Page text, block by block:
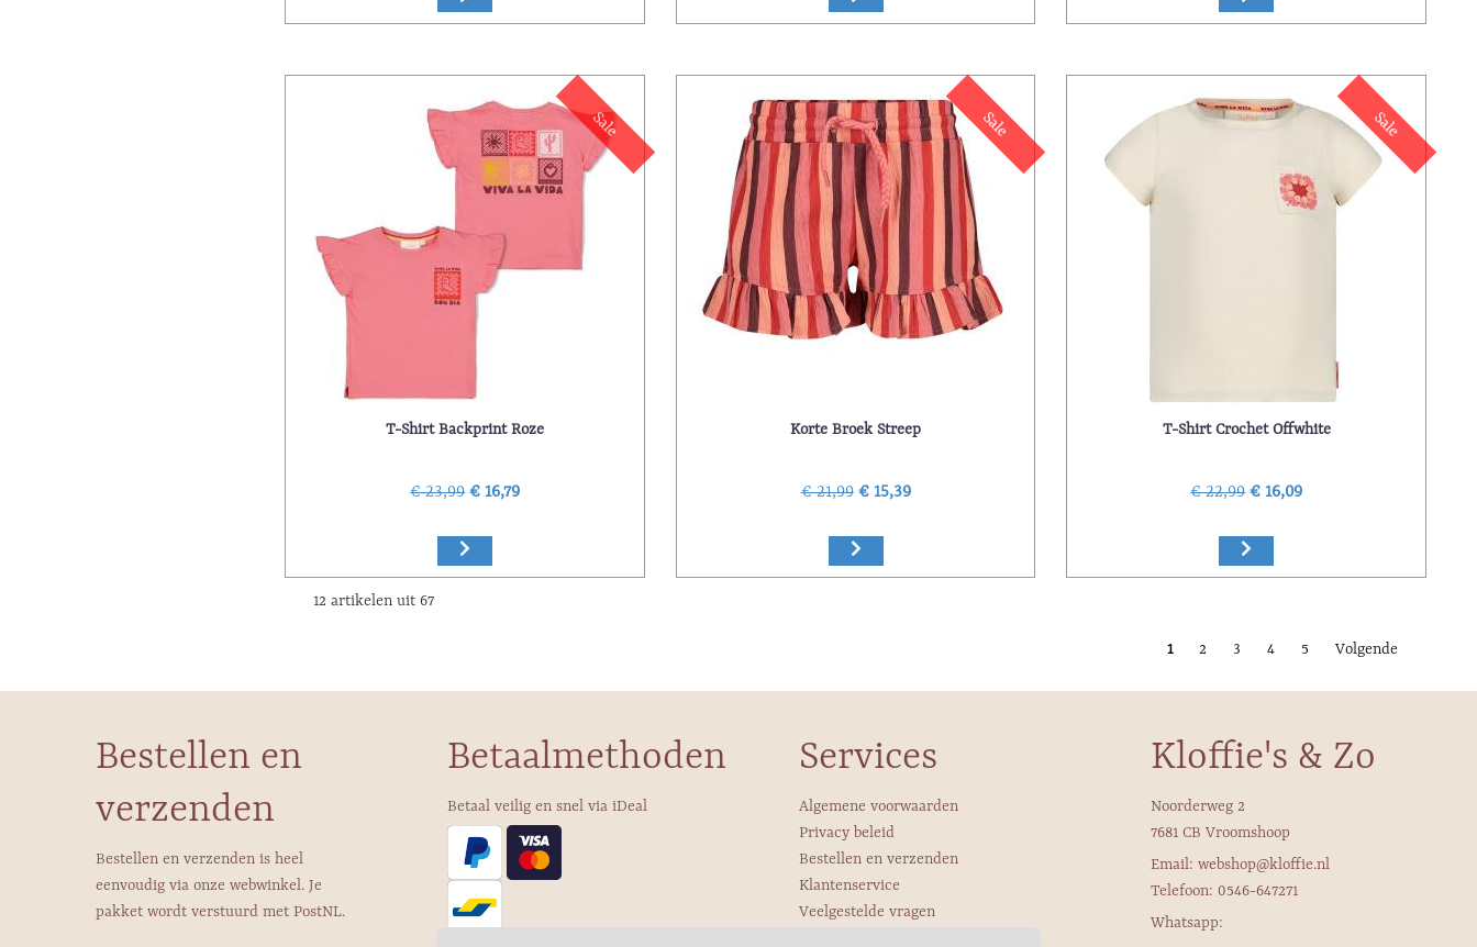
Sale
T-Shirt Backprint Roze
€ 23,99 € 16,79
Sale
Korte Broek Streep
€ 21,99 € 15,39
Sale
T-Shirt Crochet Offwhite
€ 22,99 € 16,09
12 artikelen uit 67
1 2 3 4 5 Volgende
Bestellen en
verzenden
Bestellen en verzenden is heel
eenvoudig via onze webwinkel. Je
pakket wordt verstuurd met PostNL.
Betaalmethoden
Betaal veilig en snel via iDeal
Services
Algemene voorwaarden
Privacy beleid
Bestellen en verzenden
Klantenservice
Veelgestelde vragen
Kloffie's & Zo
Noorderweg 2
7681 CB Vroomshoop
Email: webshop@kloffie.nl
Telefoon: 0546-647271
Whatsapp: